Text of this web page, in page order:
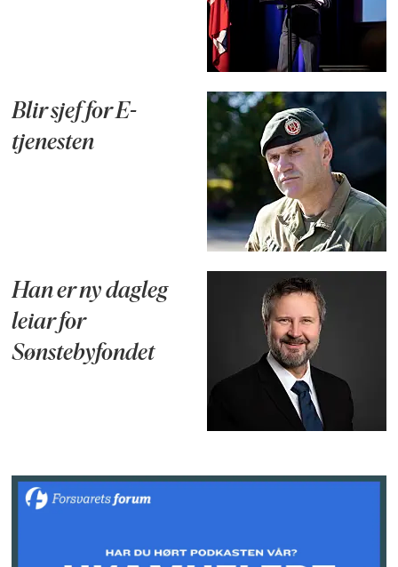
Blir sjef for E-
tjenesten
Han er ny dagleg
leiar for
Sønstebyfondet